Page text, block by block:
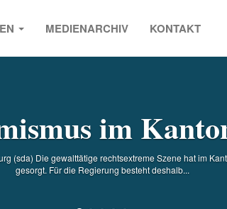
MEDIENARCHIV KONTAKT
im
(sda) Die gewalttätige rechtsextreme Szene hat im
gesorgt. Für die Regierung besteht deshalb...